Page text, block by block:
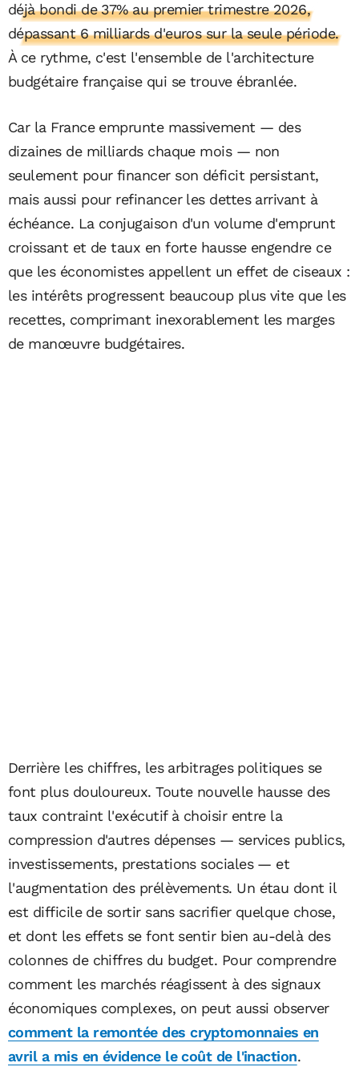
déjà bondi de 37% au premier trimestre 2026,
dépassant 6 milliards d'euros sur la seule période.
À ce rythme, c'est l'ensemble de l'architecture
budgétaire française qui se trouve ébranlée.
Car la France emprunte massivement — des
dizaines de milliards chaque mois — non
seulement pour financer son déficit persistant,
mais aussi pour refinancer les dettes arrivant à
échéance. La conjugaison d'un volume d'emprunt
croissant et de taux en forte hausse engendre ce
que les économistes appellent un effet de ciseaux :
les intérêts progressent beaucoup plus vite que les
recettes, comprimant inexorablement les marges
de manœuvre budgétaires.
Derrière les chiffres, les arbitrages politiques se
font plus douloureux. Toute nouvelle hausse des
taux contraint l'exécutif à choisir entre la
compression d'autres dépenses — services publics,
investissements, prestations sociales — et
l'augmentation des prélèvements. Un étau dont il
est difficile de sortir sans sacrifier quelque chose,
et dont les effets se font sentir bien au-delà des
colonnes de chiffres du budget. Pour comprendre
comment les marchés réagissent à des signaux
économiques complexes, on peut aussi observer
comment la remontée des cryptomonnaies en
avril a mis en évidence le coût de l'inaction.